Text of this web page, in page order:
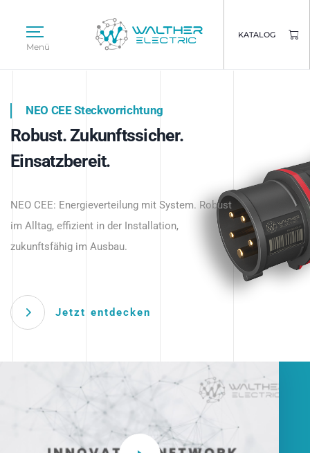
Menü
KATALOG
Intelligente Stromverteilung
beginnt hier.
NEO CEE Steckvorrichtung
Robust. Zukunftssicher.
Einsatzbereit.
NEO CEE: Energieverteilung mit System. Robust
im Alltag, effizient in der Installation,
zukunftsfähig im Ausbau.
Jetzt entdecken
Intelligenz trifft Energie.
Anwendungen – robust, IP-geschützt und
zukunftsfähig.